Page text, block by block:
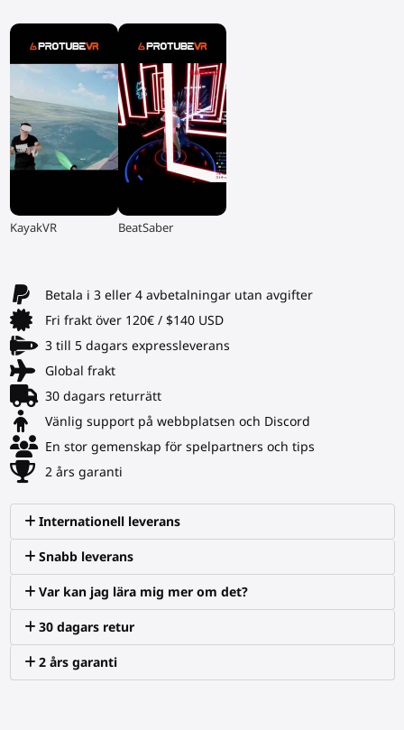
▶
KayakVR ▶
BeatSaber
Betala i 3 eller 4 avbetalningar utan avgifter
Fri frakt över 120€ / $140 USD
3 till 5 dagars expressleverans
Global frakt
30 dagars returrätt
Vänlig support på webbplatsen och Discord
En stor gemenskap för spelpartners och tips
2 års garanti
Internationell leverans
Snabb leverans
Var kan jag lära mig mer om det?
30 dagars retur
2 års garanti